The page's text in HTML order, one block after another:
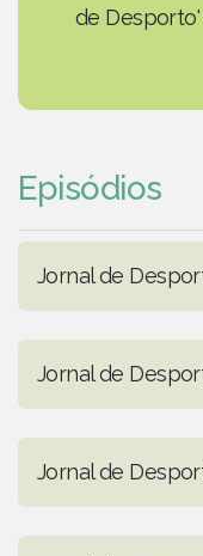
de Desporto'
Episódios
Jornal de
Jornal de
Jornal de